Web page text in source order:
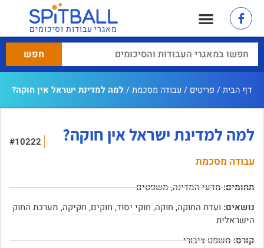
מאגרי עבודות וסיכומים
דף הבית/ פריטים / עבודה מסכמת/למה למדינת ישראל אין חוקה?
למה למדינת ישראל אין חוקה? #10222
עבודה מסכמת
תחומים:מדעי המדינה,משפטים
נושאים: ועדת החוקה, חוקה, חוקי יסוד, חוקים, חקיקה, מערכת החוק
הישראלית
קורס:משפט ציבורי